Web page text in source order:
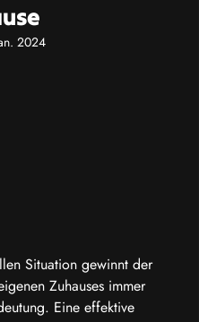
2024
Situation gewinnt der
Zuhauses immer
Eine effektive